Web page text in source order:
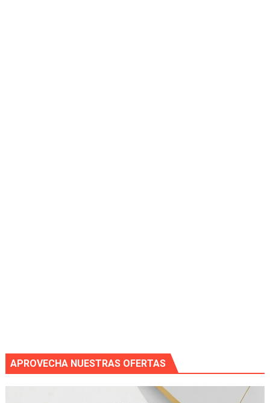
APROVECHA NUESTRAS OFERTAS